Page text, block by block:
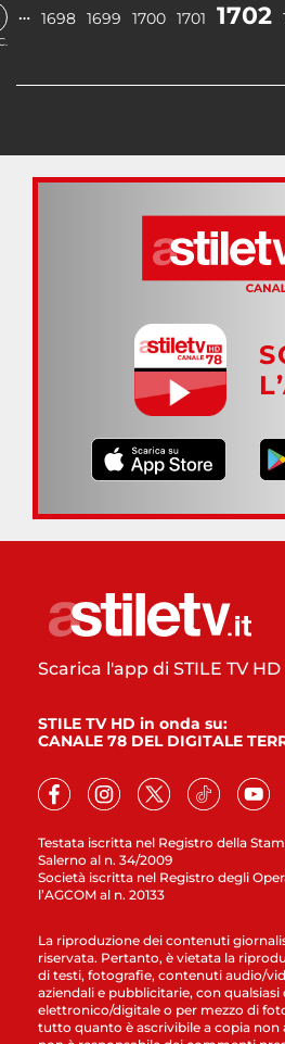
… 1698 1699 1700 1701 1702
Testata iscritta nel Registro della
Salerno al n. 34/2009
Società iscritta nel Registro degli
l’AGCOM al n. 20133
Scarica l'app di STILE TV HD
STILE TV HD in onda su:
CANALE 78 DEL DIGITALE
La riproduzione dei contenuti
riservata. Pertanto, è vietata la
di testi, fotografie, contenuti audio/
aziendali e pubblicitarie, con qualsiasi
elettronico/digitale o per mezzo di
tutto quanto è ascrivibile a copia non